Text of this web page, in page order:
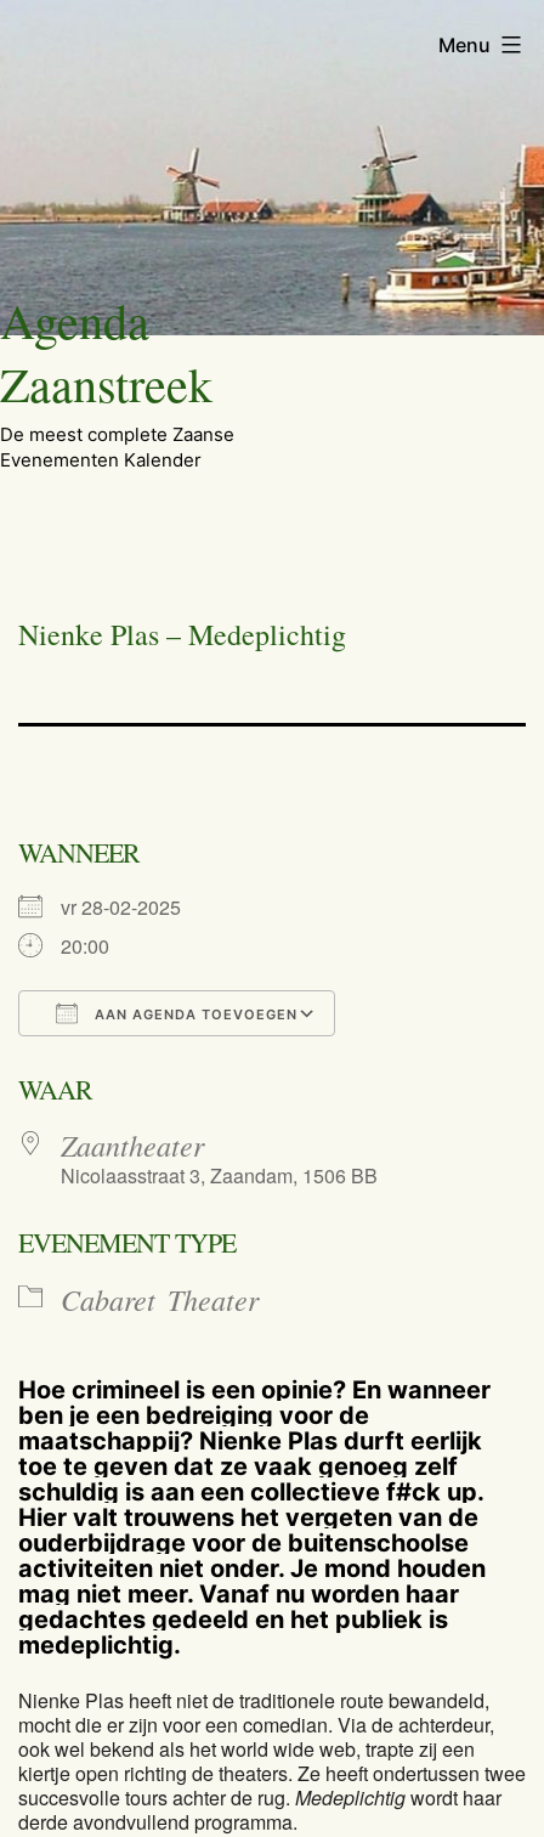
Ga
naar
de
inhoud
Agenda
Zaanstreek
De meest complete Zaanse
Evenementen Kalender
Menu
Nienke Plas – Medeplichtig
WANNEER
vr 28-02-2025
20:00
AAN AGENDA TOEVOEGEN
WAAR
Zaantheater
Nicolaasstraat 3, Zaandam, 1506 BB
EVENEMENT TYPE
Cabaret Theater
Hoe crimineel is een opinie? En wanneer
ben je een bedreiging voor de
maatschappij? Nienke Plas durft eerlijk
toe te geven dat ze vaak genoeg zelf
schuldig is aan een collectieve f#ck up.
Hier valt trouwens het vergeten van de
ouderbijdrage voor de buitenschoolse
activiteiten niet onder. Je mond houden
mag niet meer. Vanaf nu worden haar
gedachtes gedeeld en het publiek is
medeplichtig.
Nienke Plas heeft niet de traditionele route bewandeld,
mocht die er zijn voor een comedian. Via de achterdeur,
ook wel bekend als het world wide web, trapte zij een
kiertje open richting de theaters. Ze heeft ondertussen twee
succesvolle tours achter de rug. Medeplichtigwordt haar
derde avondvullend programma.